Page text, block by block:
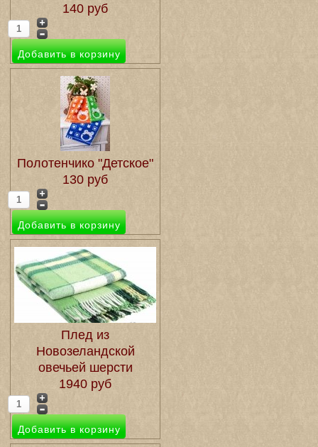
140 руб
Полотенчико "Детское"
130 руб
Плед из
Новозеландской
овечьей шерсти
1940 руб